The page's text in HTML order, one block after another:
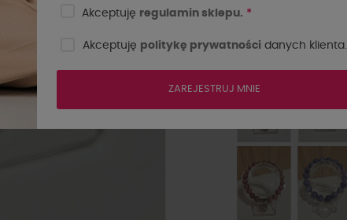
Akceptuję regulamin sklepu. *
Akceptuję politykę prywatności danych klienta.
ZAREJESTRUJ MNIE